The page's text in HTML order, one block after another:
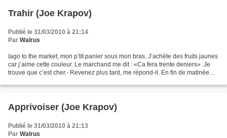
Trahir (Joe Krapov)
Publié le 31/03/2010 à 21:14
Par Walrus
Iago to the market, mon p’tit panier sous mon bras. J’achète des fruits jaunes
car j’aime cette couleur. Le marchand me dit : «Ca fera trente deniers». Je
trouve que c’est cher.- Revenez plus tard, me répond-il. En fin de matinée
Apprivoiser (Joe Krapov)
Publié le 31/03/2010 à 21:13
Par Walrus